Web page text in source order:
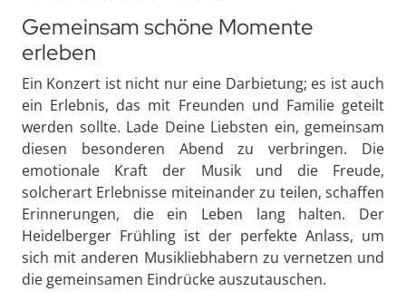
Gemeinsam schöne Momente
erleben
Ein Konzert ist nicht nur eine Darbietung; es ist auch
ein Erlebnis, das mit Freunden und Familie geteilt
werden sollte. Lade Deine Liebsten ein, gemeinsam
diesen besonderen Abend zu verbringen. Die
emotionale Kraft der Musik und die Freude,
solcherart Erlebnisse miteinander zu teilen, schaffen
Erinnerungen, die ein Leben lang halten. Der
Heidelberger Frühling ist der perfekte Anlass, um
sich mit anderen Musikliebhabern zu vernetzen und
die gemeinsamen Eindrücke auszutauschen.